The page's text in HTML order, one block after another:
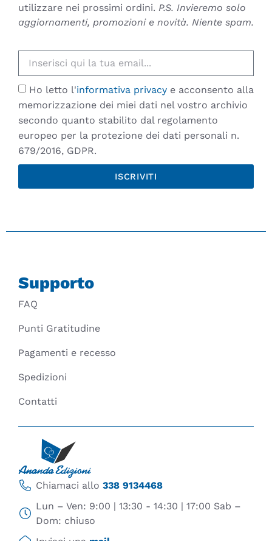
utilizzare nei prossimi ordini. P.S. Invieremo solo
aggiornamenti, promozioni e novità. Niente spam.
Ho letto l'informativa privacy e acconsento alla
memorizzazione dei miei dati nel vostro archivio
secondo quanto stabilito dal regolamento
europeo per la protezione dei dati personali n.
679/2016, GDPR.
ISCRIVITI
Chiamaci allo 338 9134468
Lun – Ven: 9:00 | 13:30 - 14:30 | 17:00 Sab –
Dom: chiuso
Supporto
FAQ
Punti Gratitudine
Pagamenti e recesso
Spedizioni
Contatti